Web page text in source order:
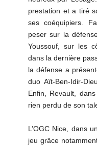
prestation et a tiré
ses coéquipiers.
peser sur la
Youssouf, sur les
dans la dernière
la défense a
duo Aït-Ben-Idir-
Enfin, Revault,
rien perdu de son
L’OGC Nice, dans
jeu grâce